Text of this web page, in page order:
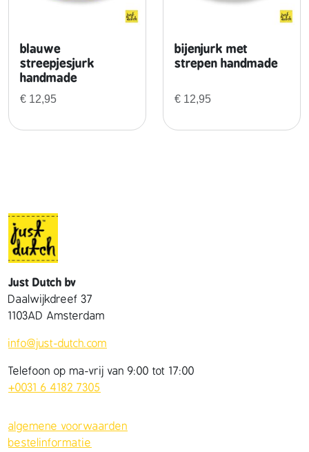
blauwe
streepjesjurk
handmade
€ 12,95
bijenjurk met
strepen handmade
€ 12,95
Just Dutch bv
Daalwijkdreef 37
1103AD Amsterdam
info@just-dutch.com
Telefoon op ma-vrij van 9:00 tot 17:00
+0031 6 4182 7305
algemene voorwaarden
bestelinformatie